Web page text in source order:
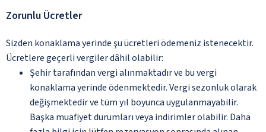
Zorunlu Ücretler
Sizden konaklama yerinde şu ücretleri ödemeniz istenecektir.
Ücretlere geçerli vergiler dâhil olabilir:
Şehir tarafından vergi alınmaktadır ve bu vergi
konaklama yerinde ödenmektedir. Vergi sezonluk olarak
değişmektedir ve tüm yıl boyunca uygulanmayabilir.
Başka muafiyet durumları veya indirimler olabilir. Daha